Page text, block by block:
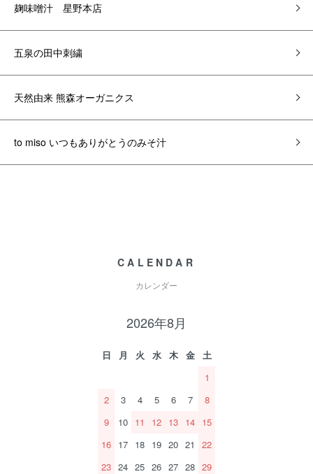
麹味噌汁 星野本店
五泉の田中刺繍
天然由来 熊森オーガニクス
to miso いつもありがとうのみそ汁
CALENDAR
カレンダー
2026年8月
日 月 火 水 木 金
土
1
2
3 4 5 6 7
8
9
10 11 12 13 14 15
16 17 18 19 20 21
22
23 24 25 26 27 28 29